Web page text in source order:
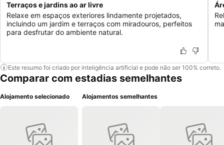
Terraços e jardins ao ar livre
Relaxe em espaços exteriores lindamente projetados,
incluindo um jardim e terraços com miradouros, perfeitos
para desfrutar do ambiente natural.
Este resumo foi criado por inteligência artificial e pode não ser 100% correto.
Comparar com estadias semelhantes
Alojamento selecionado Alojamentos semelhantes